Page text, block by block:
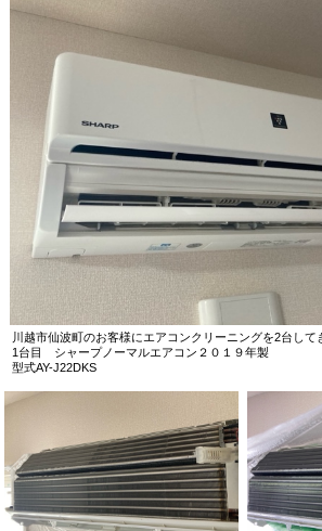
川越市仙波町のお客様にエアコンクリーニングを2台して
1台目 シャープノーマルエアコン２０１９年製
型式AY-J22DKS